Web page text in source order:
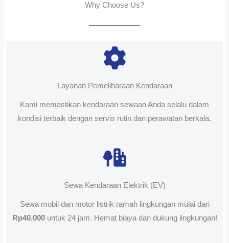
Why Choose Us?
Layanan Pemeliharaan Kendaraan
Kami memastikan kendaraan sewaan Anda selalu dalam
kondisi terbaik dengan servis rutin dan perawatan berkala.
Sewa Kendaraan Elektrik (EV)
Sewa mobil dan motor listrik ramah lingkungan mulai dari
Rp40.000untuk 24 jam. Hemat biaya dan dukung lingkungan!